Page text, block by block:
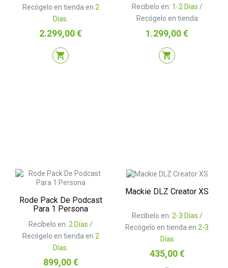
Recógelo en tienda en 2
Días.
Precio
2.299,00 €
shopping_cart
Recíbelo en: 1-2 Días /
Recógelo en tienda
Precio
1.299,00 €
shopping_cart
Rode Pack De Podcast
Para 1 Persona
Recíbelo en: 2 Días /
Recógelo en tienda en 2
Días.
Precio
899,00 €
Mackie DLZ Creator XS
Recíbelo en: 2-3 Días /
Recógelo en tienda en 2-3
Días
Precio
435,00 €